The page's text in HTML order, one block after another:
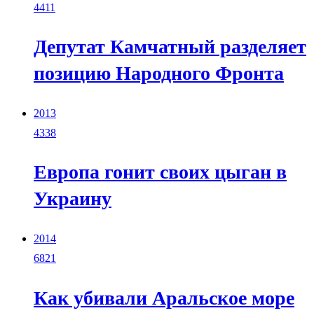
4411
Депутат Камчатный разделяет
позицию Народного Фронта
2013
4338
Европа гонит своих цыган в
Украину
2014
6821
Как убивали Аральское море